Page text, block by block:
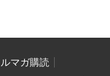
マガ購読